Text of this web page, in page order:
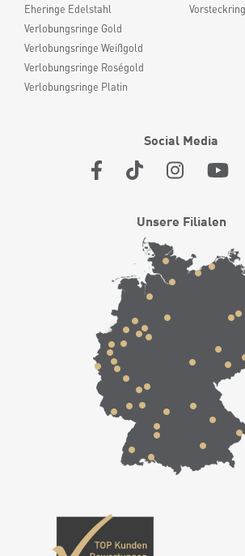
Eheringe Edelstahl
Verlobungsringe Gold
Verlobungsringe Weißgold
Verlobungsringe Roségold
Verlobungsringe Platin
Social Media
Unsere Filialen